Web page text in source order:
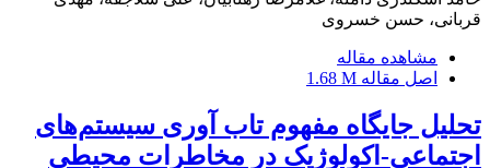
قربانی، حسن خسروی
مشاهده مقاله
اصل مقاله 1.68 M
تحلیل جایگاه مفهوم تاب آوری سیستم‌های
اجتماعی-اکولوژیک در مخاطرات محیطی